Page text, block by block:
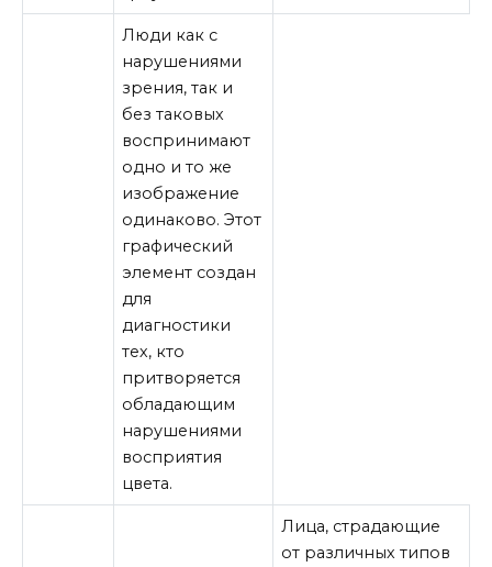
Люди как с
нарушениями
зрения, так и
без таковых
воспринимают
одно и то же
изображение
одинаково. Этот
графический
элемент создан
для
диагностики
тех, кто
притворяется
обладающим
нарушениями
восприятия
цвета.
Лица, страдающие
от различных типов